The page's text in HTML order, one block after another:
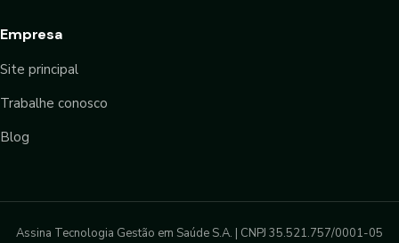
Empresa
Site principal
Trabalhe conosco
Blog
Assina Tecnologia Gestão em Saúde S.A. | CNPJ 35.521.757/0001-05